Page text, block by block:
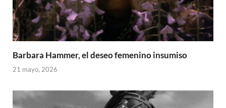
Barbara Hammer, el deseo femenino insumiso
21 mayo, 2026